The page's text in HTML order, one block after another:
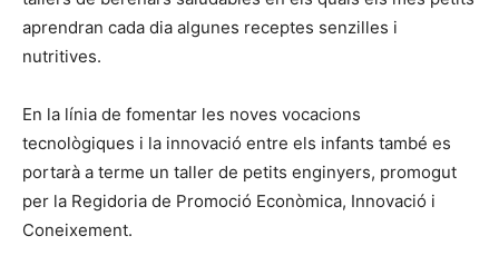
aprendran cada dia algunes receptes senzilles i
nutritives.
En la línia de fomentar les noves vocacions
tecnològiques i la innovació entre els infants també es
portarà a terme un taller de petits enginyers, promogut
per la Regidoria de Promoció Econòmica, Innovació i
Coneixement.